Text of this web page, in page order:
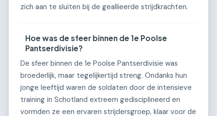
zich aan te sluiten bij de geallieerde strijdkrachten.
Hoe was de sfeer binnen de 1e Poolse
Pantserdivisie?
De sfeer binnen de 1e Poolse Pantserdivisie was
broederlijk, maar tegelijkertijd streng. Ondanks hun
jonge leeftijd waren de soldaten door de intensieve
training in Schotland extreem gedisciplineerd en
vormden ze een ervaren strijdersgroep, klaar voor de